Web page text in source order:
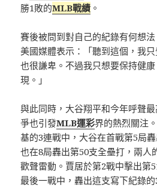
勝1敗的MLB戰績 。
賽後被問到對自己的紀錄有何想
美國媒體表示：「聽到這個，我
也很謙卑。不過我只想要保持健
現。」
與此同時，大谷翔平和今年呼聲
爭也引發MLB運彩界的熱烈關注
基的3連戰中，大谷在首戰第5局
也在8局轟出第50支全壘打，兩人
歡聲雷動。賈居於第2戰中擊出第
最後一戰中，轟出這支寫下紀錄的